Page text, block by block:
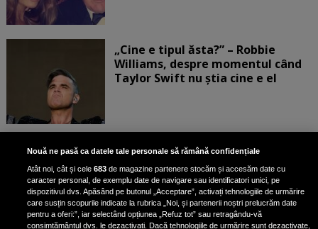
„Cine e tipul ăsta?” – Robbie
Williams, despre momentul când
Taylor Swift nu știa cine e el
Bruce Dickinson, solistul trupei
Iron Maiden, şi-a arătat talentul
de scrimer la un concurs în Franţa
Nouă ne pasă ca datele tale personale să rămână confidențiale
Atât noi, cât și cele683 de magazine partenere stocăm și accesăm date cu
caracter personal, de exemplu date de navigare sau identificatori unici, pe
dispozitivul dvs. Apăsând pe butonul „Acceptare”, activați tehnologiile de urmărire
care susțin scopurile indicate la rubrica „Noi, și partenerii noștri prelucrăm date
pentru a oferi:”, iar selectând opțiunea „Refuz tot” sau retragându-vă
consimțământul dvs. le dezactivați. Dacă tehnologiile de urmărire sunt dezactivate,